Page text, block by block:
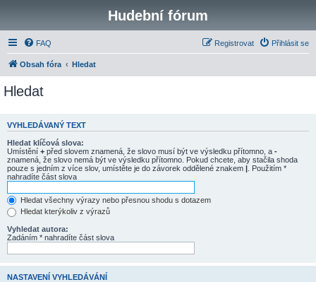
Hudební fórum
FAQ Přihlásit se
Registrovat
Obsah fóra Hledat
Hledat
VYHLEDÁVANÝ TEXT
Hledat klíčová slova:
Umístění + před slovem znamená, že slovo musí být ve výsledku přítomno, a -
znamená, že slovo nemá být ve výsledku přítomno. Pokud chcete, aby stačila shoda
pouze s jedním z více slov, umístěte je do závorek oddělené znakem | . Použitím *
nahradíte část slova
Hledat všechny výrazy nebo přesnou shodu s dotazem
Hledat kterýkoliv z výrazů
Vyhledat autora:
Zadáním * nahradíte část slova
NASTAVENÍ VYHLEDÁVÁNÍ